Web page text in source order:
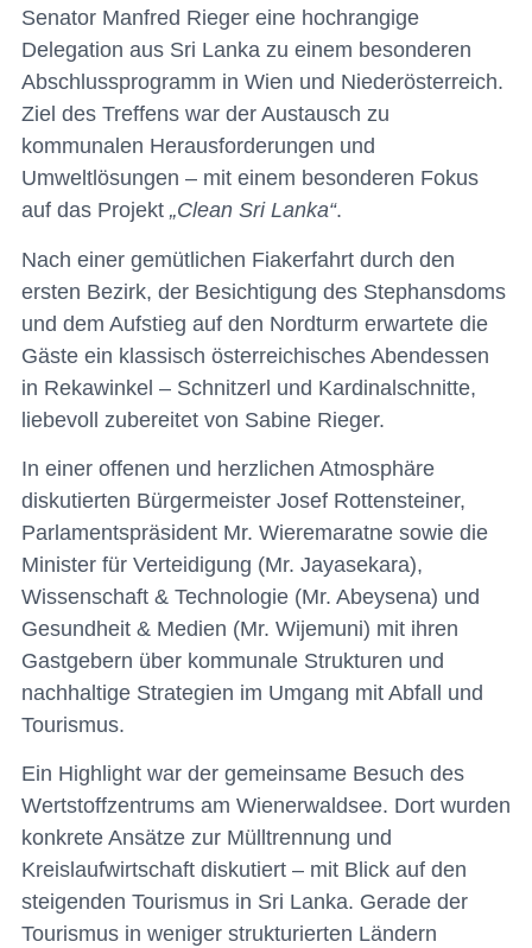
Senator Manfred Rieger eine hochrangige
Delegation aus Sri Lanka zu einem besonderen
Abschlussprogramm in Wien und Niederösterreich.
Ziel des Treffens war der Austausch zu
kommunalen Herausforderungen und
Umweltlösungen – mit einem besonderen Fokus
auf das Projekt „Clean Sri Lanka“.
Nach einer gemütlichen Fiakerfahrt durch den
ersten Bezirk, der Besichtigung des Stephansdoms
und dem Aufstieg auf den Nordturm erwartete die
Gäste ein klassisch österreichisches Abendessen
in Rekawinkel – Schnitzerl und Kardinalschnitte,
liebevoll zubereitet von Sabine Rieger.
In einer offenen und herzlichen Atmosphäre
diskutierten Bürgermeister Josef Rottensteiner,
Parlamentspräsident Mr. Wieremaratne sowie die
Minister für Verteidigung (Mr. Jayasekara),
Wissenschaft & Technologie (Mr. Abeysena) und
Gesundheit & Medien (Mr. Wijemuni) mit ihren
Gastgebern über kommunale Strukturen und
nachhaltige Strategien im Umgang mit Abfall und
Tourismus.
Ein Highlight war der gemeinsame Besuch des
Wertstoffzentrums am Wienerwaldsee. Dort wurden
konkrete Ansätze zur Mülltrennung und
Kreislaufwirtschaft diskutiert – mit Blick auf den
steigenden Tourismus in Sri Lanka. Gerade der
Tourismus in weniger strukturierten Ländern